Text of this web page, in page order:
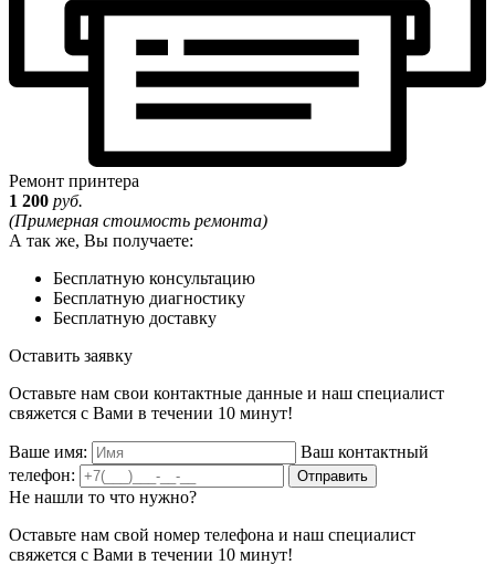
Ремонт принтера
1 200 руб.
(Примерная стоимость ремонта)
А так же, Вы получаете:
Бесплатную консультацию
Бесплатную диагностику
Бесплатную доставку
Оставить заявку
Оставьте нам свои контактные данные и наш специалист
свяжется с Вами в течении 10 минут!
Ваше имя:
Ваш контактный
телефон:
Отправить
Не нашли то что нужно?
Оставьте нам свой номер телефона и наш специалист
свяжется с Вами в течении 10 минут!